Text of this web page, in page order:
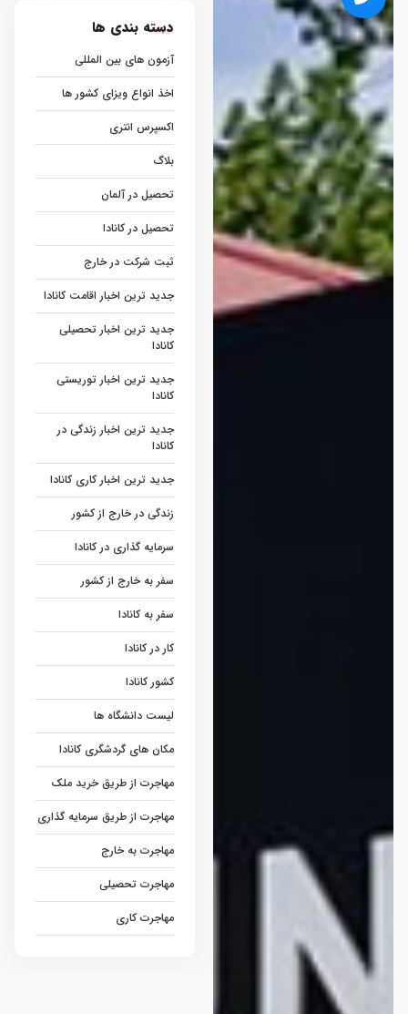
دسته بندی ها
آزمون های بین المللی
اخذ انواع ویزای کشور ها
اکسپرس انتری
بلاگ
تحصیل در آلمان
تحصیل در کانادا
ثبت شرکت در خارج
جدید ترین اخبار اقامت کانادا
جدید ترین اخبار تحصیلی
کانادا
جدید ترین اخبار توریستی
کانادا
جدید ترین اخبار زندگی در
کانادا
جدید ترین اخبار کاری کانادا
زندگی در خارج از کشور
سرمایه گذاری در کانادا
سفر به خارج از کشور
سفر به کانادا
کار در کانادا
کشور کانادا
لیست دانشگاه ها
مکان های گردشگری کانادا
مهاجرت از طریق خرید ملک
مهاجرت از طریق سرمایه گذاری
مهاجرت به خارج
مهاجرت تحصیلی
مهاجرت کاری